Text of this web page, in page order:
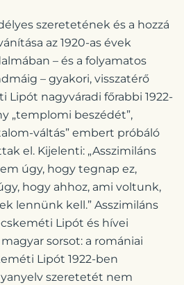
szeretetének és a hozzá
az 1920-as évek
– és a folyamatos
– gyakori, visszatérő
Lipót nagyváradi főrabbi 1922-
„templomi beszédét”,
váltás” embert próbáló
el. Kijelenti: „Asszimiláns
úgy, hogy tegnap ez,
hogy ahhoz, ami voltunk,
lennünk kell.” Asszimiláns
Lipót és hívei
sorsot: a romániai
Lipót 1922-ben
szeretetét nem